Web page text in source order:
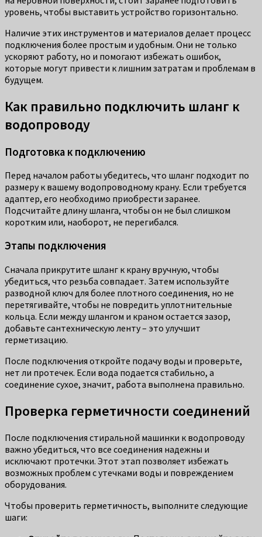
уровень, чтобы выставить устройство горизонтально.
Наличие этих инструментов и материалов делает процесс
подключения более простым и удобным. Они не только
ускоряют работу, но и помогают избежать ошибок,
которые могут привести к лишним затратам и проблемам в
будущем.
Как правильно подключить шланг к
водопроводу
Подготовка к подключению
Перед началом работы убедитесь, что шланг подходит по
размеру к вашему водопроводному крану. Если требуется
адаптер, его необходимо приобрести заранее.
Подсчитайте длину шланга, чтобы он не был слишком
коротким или, наоборот, не перегибался.
Этапы подключения
Сначала прикрутите шланг к крану вручную, чтобы
убедиться, что резьба совпадает. Затем используйте
разводной ключ для более плотного соединения, но не
перетягивайте, чтобы не повредить уплотнительные
кольца. Если между шлангом и краном остается зазор,
добавьте сантехническую ленту – это улучшит
герметизацию.
После подключения откройте подачу воды и проверьте,
нет ли протечек. Если вода подается стабильно, а
соединение сухое, значит, работа выполнена правильно.
Проверка герметичности соединений
После подключения стиральной машинки к водопроводу
важно убедиться, что все соединения надежны и
исключают протечки. Этот этап позволяет избежать
возможных проблем с утечками воды и повреждением
оборудования.
Чтобы проверить герметичность, выполните следующие
шаги: